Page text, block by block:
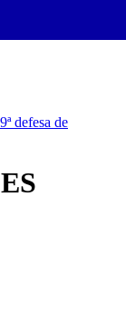
defesa de